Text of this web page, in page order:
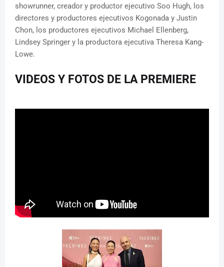
showrunner, creador y productor ejecutivo Soo Hugh, los
directores y productores ejecutivos Kogonada y Justin
Chon, los productores ejecutivos Michael Ellenberg,
Lindsey Springer y la productora ejecutiva Theresa Kang-
Lowe.
VIDEOS Y FOTOS DE LA PREMIERE